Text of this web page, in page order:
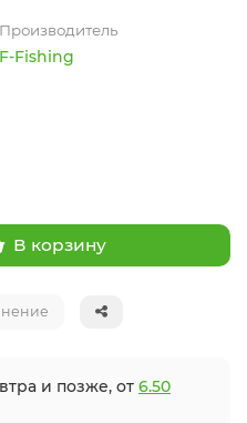
Производитель
F-Fishing
В корзину
и позже, от 6.50